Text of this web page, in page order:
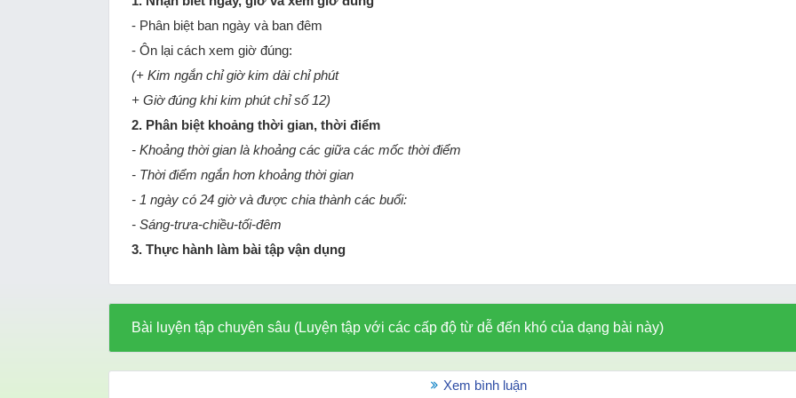
- Phân biệt ban ngày và ban đêm
- Ôn lại cách xem giờ đúng:
(+ Kim ngắn chỉ giờ kim dài chỉ phút
+ Giờ đúng khi kim phút chỉ số 12)
2. Phân biệt khoảng thời gian, thời điểm
- Khoảng thời gian là khoảng các giữa các mốc thời điểm
- Thời điểm ngắn hơn khoảng thời gian
- 1 ngày có 24 giờ và được chia thành các buổi:
- Sáng-trưa-chiều-tối-đêm
3. Thực hành làm bài tập vận dụng
Bài luyện tập chuyên sâu (Luyện tập với các cấp độ từ dễ đến khó của dạng bài này)
Xem bình luận